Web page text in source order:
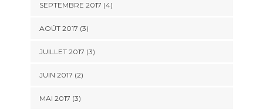
SEPTEMBRE 2017 (4)
AOÛT 2017 (3)
JUILLET 2017 (3)
JUIN 2017 (2)
MAI 2017 (3)